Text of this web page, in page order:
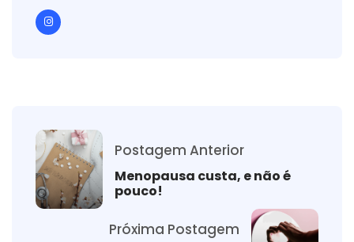
Postagem Anterior
Menopausa custa, e não é
pouco!
Próxima Postagem